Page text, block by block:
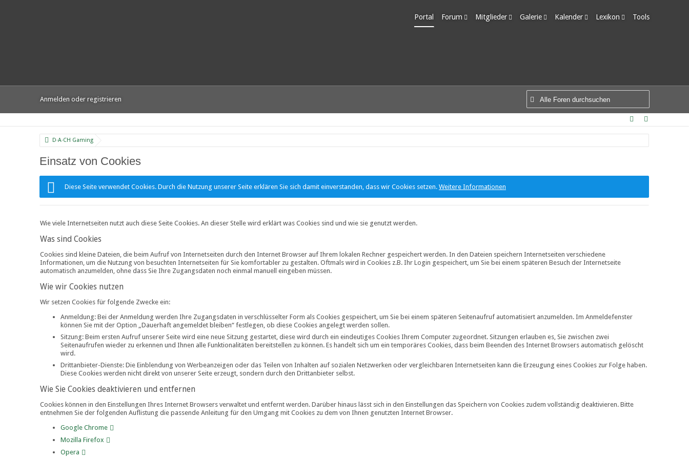
Anmelden oder registrieren
Portal Forum Mitglieder Galerie Kalender Lexikon Tools
D·A·CH Gaming
Einsatz von Cookies
Diese Seite verwendet Cookies. Durch die Nutzung unserer Seite erklären Sie sich damit einverstanden, dass wir Cookies setzen. Weitere Informationen
Wie viele Internetseiten nutzt auch diese Seite Cookies. An dieser Stelle wird erklärt was Cookies sind und wie sie genutzt werden.
Was sind Cookies
Cookies sind kleine Dateien, die beim Aufruf von Internetseiten durch den Internet Browser auf Ihrem lokalen Rechner gespeichert werden. In den Dateien speichern Internetseiten verschiedene
Informationen, um die Nutzung von besuchten Internetseiten für Sie komfortabler zu gestalten. Oftmals wird in Cookies z.B. Ihr Login gespeichert, um Sie bei einem späteren Besuch der Internetseite
automatisch anzumelden, ohne dass Sie Ihre Zugangsdaten noch einmal manuell eingeben müssen.
Wie wir Cookies nutzen
Wir setzen Cookies für folgende Zwecke ein:
Anmeldung: Bei der Anmeldung werden Ihre Zugangsdaten in verschlüsselter Form als Cookies gespeichert, um Sie bei einem späteren Seitenaufruf automatisiert anzumelden. Im Anmeldefenster
können Sie mit der Option „Dauerhaft angemeldet bleiben“ festlegen, ob diese Cookies angelegt werden sollen.
Sitzung: Beim ersten Aufruf unserer Seite wird eine neue Sitzung gestartet, diese wird durch ein eindeutiges Cookies Ihrem Computer zugeordnet. Sitzungen erlauben es, Sie zwischen zwei
Seitenaufrufen wieder zu erkennen und Ihnen alle Funktionalitäten bereitstellen zu können. Es handelt sich um ein temporäres Cookies, dass beim Beenden des Internet Browsers automatisch gelöscht
wird.
Drittanbieter-Dienste: Die Einblendung von Werbeanzeigen oder das Teilen von Inhalten auf sozialen Netzwerken oder vergleichbaren Internetseiten kann die Erzeugung eines Cookies zur Folge haben.
Diese Cookies werden nicht direkt von unserer Seite erzeugt, sondern durch den Drittanbieter selbst.
Wie Sie Cookies deaktivieren und entfernen
Cookies können in den Einstellungen Ihres Internet Browsers verwaltet und entfernt werden. Darüber hinaus lässt sich in den Einstellungen das Speichern von Cookies zudem vollständig deaktivieren. Bitte
entnehmen Sie der folgenden Auflistung die passende Anleitung für den Umgang mit Cookies zu dem von Ihnen genutzten Internet Browser.
Google Chrome
Mozilla Firefox
Opera